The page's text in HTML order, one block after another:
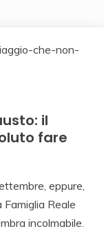
il
fare
eppure,
Reale
incolmabile.